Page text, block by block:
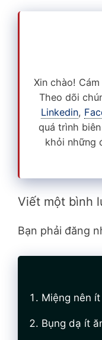
Xin chào!
Theo dõi
Linkedin,
quá trình
khỏi những
Viết một bình
Bạn phải đăng
Miệng nên
Bụng dạ ít